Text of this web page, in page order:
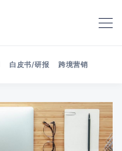
美洽博客
白皮书/研报 跨境营销